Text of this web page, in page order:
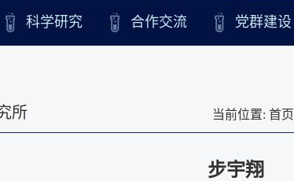
科学研究 合作交流 党群建设
所 当前位置: 首页
步宇翔